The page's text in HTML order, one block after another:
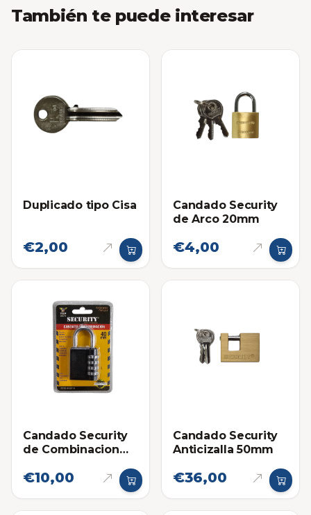
También te puede interesar
Duplicado tipo Cisa
€2,00
Candado Security
de Arco 20mm
€4,00
Candado Security
de Combinacion
€10,00
Candado Security
Anticizalla 50mm
€36,00